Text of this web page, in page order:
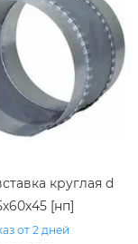
круглая d
[нп]
от 2 дней